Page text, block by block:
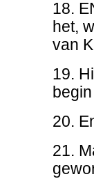
18.
het,
van
19.
20.
21.